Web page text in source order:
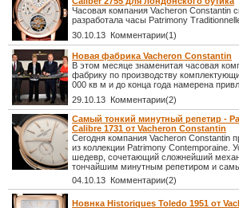
Часовая компания Vacheron Constantin
разработала часы Patrimony
30.10.13 Комментарии(1)
Новая фабрика Vacheron Constantin
В этом месяце знаменитая часовая
фабрику по производству
000 кв м и до конца года намерена
29.10.13 Комментарии(2)
Самый тонкий минутный репетир -
Calibre 1731 от Vacheron Constantin
Сегодня компания Vacheron Constantin
из коллекции Patrimony Contemporaine.
шедевр, сочетающий сложнейший
тончайшим минутным репетиром и
04.10.13 Комментарии(2)
Новнка Historiques Toledo 1951 от